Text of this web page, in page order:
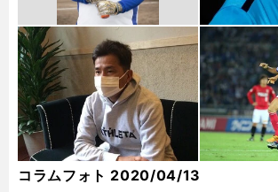
コラムフォト 2020/04/13